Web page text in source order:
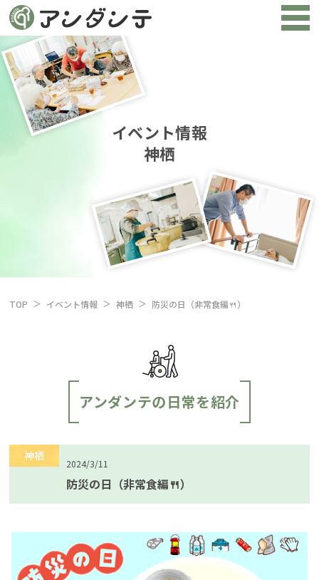
イベント情報
神栖
TOP イベント情報 神栖 防災の日（非常食編🍴）
アンダンテの日常を紹介
神栖
2024/3/11
防災の日（非常食編🍴）